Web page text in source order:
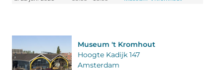
Museum 't Kromhout
Hoogte Kadijk 147
Amsterdam